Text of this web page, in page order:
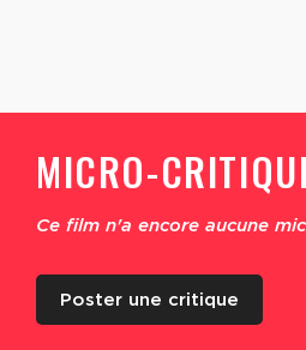
MICRO-
Ce film n'a encore aucune
Poster une critique